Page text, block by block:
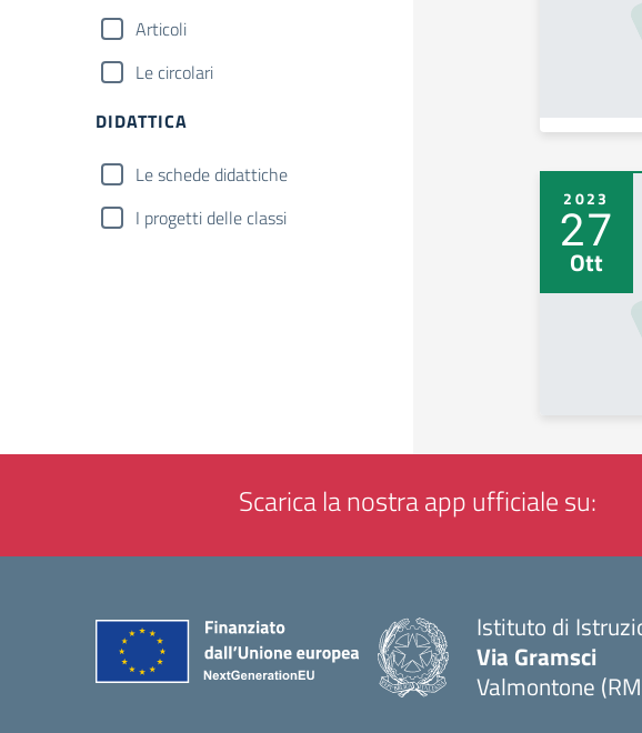
Articoli
Le circolari
DIDATTICA
Le schede didattiche
I progetti delle classi
2023
27
Ott
Scarica la nostra app ufficiale su:
Istituto di
Via Gramsci
Valmontone